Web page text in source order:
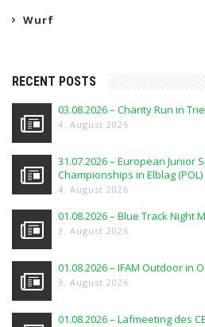
Wurf
RECENT POSTS
03.08.2026 – Charity Run in
4. August 2026
31.07.2026 – European Junior
Championships in Elblag (POL)
4. August 2026
01.08.2026 – Blue Track Night
3. August 2026
01.08.2026 – IFAM Outdoor in
3. August 2026
01.08.2026 – Lafmeeting des